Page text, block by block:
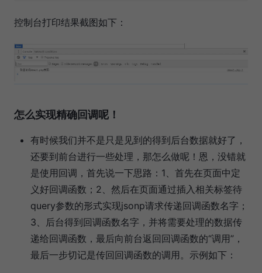
控制台打印结果截图如下：
怎么实现精确回调呢！
有时候我们并不是只是见到的得到后台数据就好了，
还要到前台进行一些处理，那怎么做呢！恩，没错就
是使用回调，首先说一下思路：1、首先在页面中定
义好回调函数；2、然后在页面通过插入相关标签待
query参数的形式实现jsonp请求传递回调函数名字；
3、后台得到回调函数名字，并将需要处理的数据传
递给回调函数，最后向前台返回回调函数的“调用”，
最后一步切记是传回回调函数的调用。示例如下：